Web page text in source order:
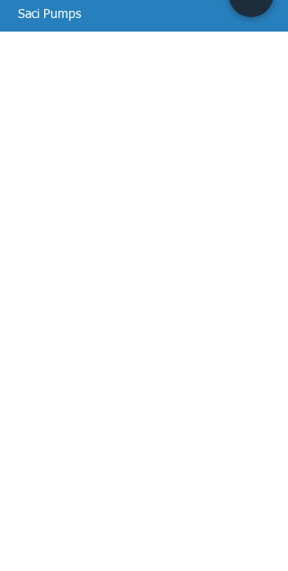
Saci Pumps